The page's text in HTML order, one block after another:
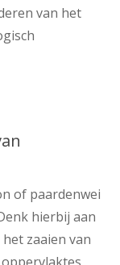
van het
of paardenwei
hierbij aan
zaaien van